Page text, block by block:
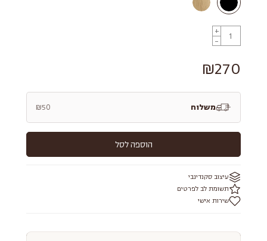
+
-
₪270
משלוח ₪50
הוספה לסל
עיצוב סקנדינבי
תשומת לב לפרטים
שירות אישי